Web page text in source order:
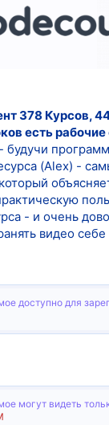
378 Курсов,
есть
будучи
(Alex) -
- и очень
видео
доступно для
могут видеть